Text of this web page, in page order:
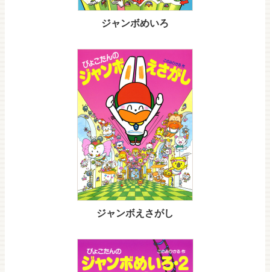
ジャンボめいろ
ジャンボえさがし